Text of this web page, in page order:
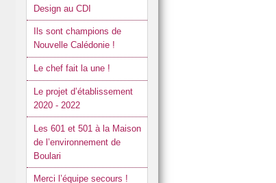
Design au CDI
Ils sont champions de
Nouvelle Calédonie !
Le chef fait la une !
Le projet d’établissement
2020 - 2022
Les 601 et 501 à la Maison
de l’environnement de
Boulari
Merci l’équipe secours !